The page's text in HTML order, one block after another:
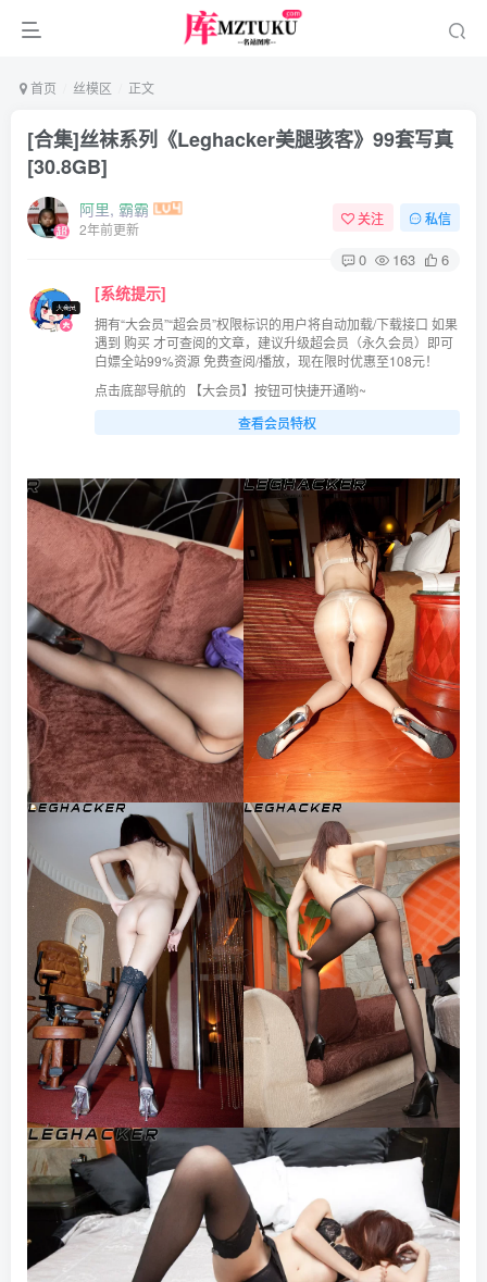
首页 丝模区 正文
[合集]丝袜系列《Leghacker美腿骇客》99套写真
[30.8GB]
阿里, 霸霸
2年前更新
关注 私信
0 163 6
[系统提示]
拥有“大会员”“超会员”权限标识的用户将自动加载/下载接口 如果
遇到 购买 才可查阅的文章，建议升级超会员（永久会员）即可
白嫖全站99%资源 免费查阅/播放，现在限时优惠至108元！
点击底部导航的 【大会员】按钮可快捷开通哟~
查看会员特权